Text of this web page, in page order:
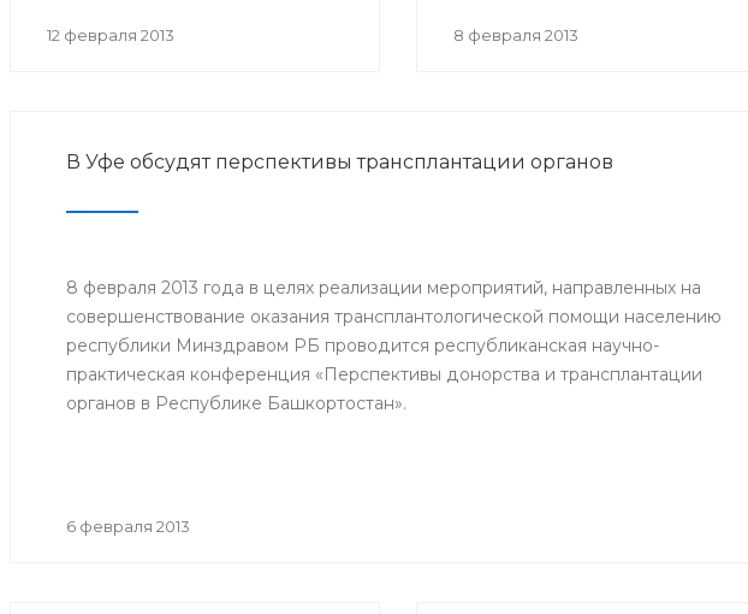
мастер-класс
республики, а также интерны,
12 февраля 2013
донорства и трансплантации
8 февраля 2013
В Уфе обсудят перспективы трансплантации органов
8 февраля 2013 года в целях реализации мероприятий, направленных на
совершенствование оказания трансплантологической помощи населению
республики Минздравом РБ проводится республиканская научно-
практическая конференция «Перспективы донорства и трансплантации
органов в Республике Башкортостан».
6 февраля 2013